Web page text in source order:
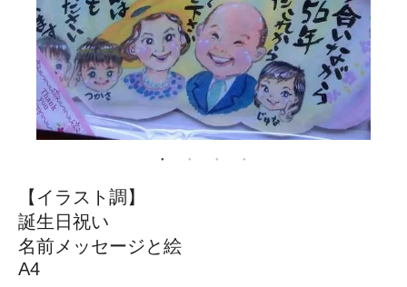
【イラスト調】
誕生日祝い
名前メッセージと絵
A4